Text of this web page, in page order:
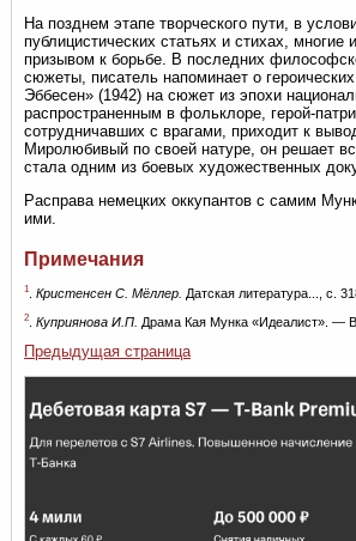
На позднем этапе творческого пути, в
публицистических статьях и стихах,
призывом к борьбе. В последних
сюжеты, писатель напоминает о
Эббесен» (1942) на сюжет из эпохи
распространенным в фольклоре, герой-
сотрудничавших с врагами, приходит к
Миролюбивый по своей натуре, он решает
стала одним из боевых художественных
Расправа немецких оккупантов с самим
ими.
Примечания
1 Кристенсен С. Мёллер. Датская литература..., с.
2 Куприянова И.П. Драма Кая Мунка «Идеалист». — В
Предыдущая страница